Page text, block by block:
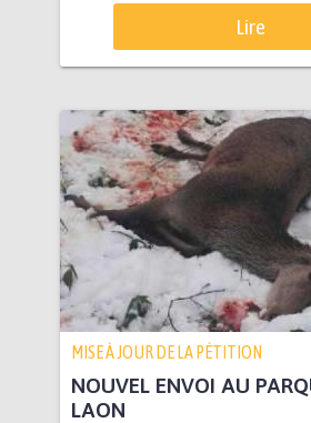
Lire
MISE À JOUR DE LA PÉTITION
NOUVEL ENVOI AU
LAON